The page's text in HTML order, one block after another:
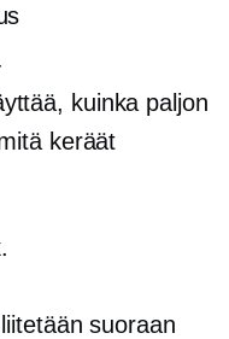
kuinka paljon
keräät
suoraan